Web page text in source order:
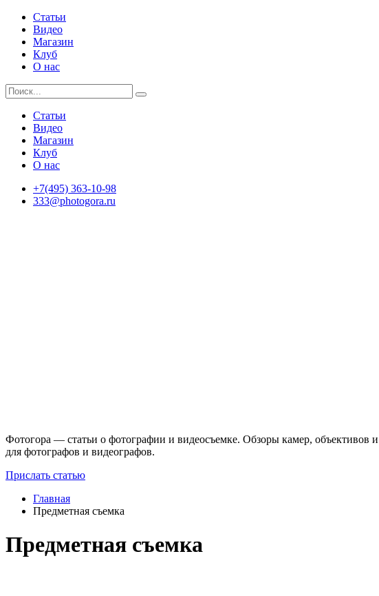
Статьи
Видео
Магазин
Клуб
О нас
Статьи
Видео
Магазин
Клуб
О нас
+7(495) 363-10-98
333@photogora.ru
Фотогора — статьи о фотографии и видеосъемке. Обзоры камер, объективов
для фотографов и видеографов.
Прислать статью
Главная
Предметная съемка
Предметная съемка